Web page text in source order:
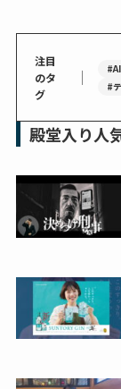
注目
のタ
グ
｜ #AI
#
殿堂入り人